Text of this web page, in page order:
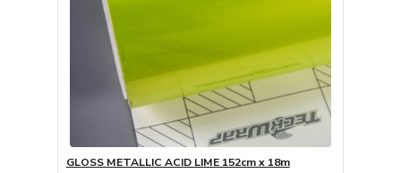
GLOSS METALLIC ACID LIME 152cm x 18m